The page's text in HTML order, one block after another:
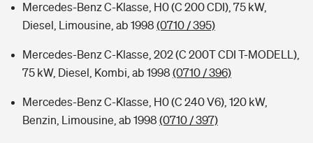
Mercedes-Benz C-Klasse, H0 (C 200 CDI), 75 kW,
Diesel, Limousine, ab 1998 (0710 / 395)
Mercedes-Benz C-Klasse, 202 (C 200T CDI T-MODELL),
75 kW, Diesel, Kombi, ab 1998 (0710 / 396)
Mercedes-Benz C-Klasse, H0 (C 240 V6), 120 kW,
Benzin, Limousine, ab 1998 (0710 / 397)